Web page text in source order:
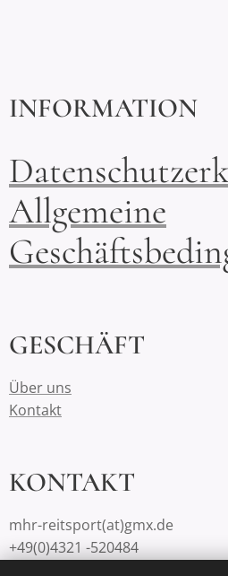
INFORMATION
Allgemeine
GESCHÄFT
Über uns
Kontakt
KONTAKT
mhr-reitsport(at)gmx.de
+49(0)4321 -520484